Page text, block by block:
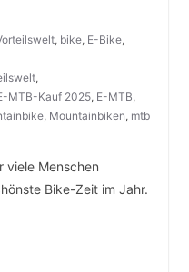
, bike, E-Bike,
,
MTB-Kauf 2025, E-MTB,
, Mountainbiken, mtb
viele Menschen
Bike-Zeit im Jahr.